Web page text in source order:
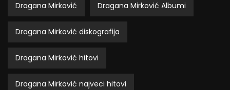
Dragana Mirković Dragana Mirković Albumi
Dragana Mirković diskografija
Dragana Mirković hitovi
Dragana Mirković najveci hitovi